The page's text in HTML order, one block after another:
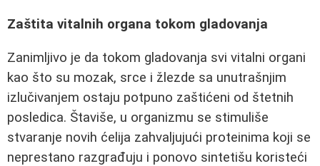
Zaštita vitalnih organa tokom gladovanja
Zanimljivo je da tokom gladovanja svi vitalni organi
kao što su mozak, srce i žlezde sa unutrašnjim
izlučivanjem ostaju potpuno zaštićeni od štetnih
posledica. Štaviše, u organizmu se stimuliše
stvaranje novih ćelija zahvaljujući proteinima koji se
neprestano razgrađuju i ponovo sintetišu koristeći